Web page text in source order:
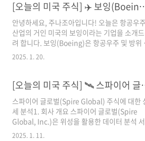
[오늘의 미국 주식] ✈️
안녕하세요, 주나조아입니다! 오늘은 항공우주
산업의 거인 미국의 보잉이라는 기업을 소개
려 합니다. 보잉(Boeing)은 항공우주 및 방위
업의 대표적인 글로벌 기업으로, 전 세계적으로
보잉은 오랜 역사와 함께 항공 산업의 중심에
중요한 역할을 해왔으며, 현재도 항공우주 산업
의 선두 주자로 자리 잡고 있습니다.이번 글에
는 보잉의 주요 사업 구조, 실적, 투자 포인트, 리
스크 요인, 그리고 앞으로의 전망에 대해 깊이
게 살펴보겠습니다.1. 보잉의 주요 사업 구조 🛫
2025. 1. 20.
[오늘의 미국
스파이어 글로벌(Spire Global) 주식에 대한
세 분석1. 회사 개요 스파이어 글로벌(Spire
Global, Inc.)은 위성을 활용한 데이터 분석
스를 제공하는 글로벌 기업입니다. 이 회사는 지
2025. 1. 11.